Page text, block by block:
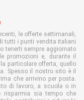
le offerte settimanali,
tutti i punti vendita italiani
tenerti sempre aggiornato
promozioni e, durante il
particolare offerta, quello
Spesso il nostro sito è il
che arrivino per posta.
di lavoro, a scuola o in
risparmia sia tempo che